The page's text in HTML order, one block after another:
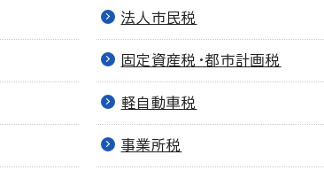
法人市民税
固定資産税・都市計画税
軽自動車税
事業所税